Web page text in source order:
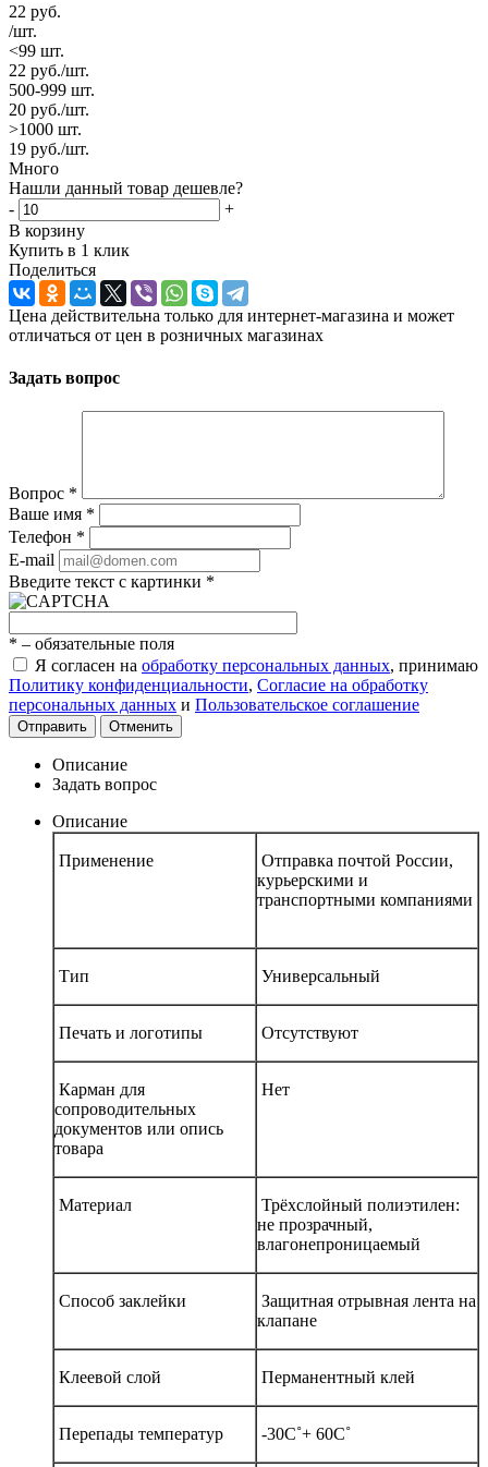
22 руб.
/шт.
<99 шт.
22 руб./шт.
500-999 шт.
20 руб./шт.
>1000 шт.
19 руб./шт.
Много
Нашли данный товар дешевле?
-
+
В корзину
Купить в 1 клик
Поделиться
Цена действительна только для интернет-магазина и может
отличаться от цен в розничных магазинах
Задать вопрос
Вопрос *
Ваше имя *
Телефон *
E-mail
Введите текст с картинки *
* – обязательные поля
Я согласен на обработку персональных данных, принимаю
Политику конфиденциальности, Согласие на обработку
персональных данных и Пользовательское соглашение
Отправить Отменить
Описание
Задать вопрос
Описание
Применение
Отправка почтой России,
курьерскими и
транспортными компаниями
Тип Универсальный
Печать и логотипы Отсутствуют
Карман для
сопроводительных
документов или опись
товара
Нет
Материал
Трёхслойный полиэтилен:
не прозрачный,
влагонепроницаемый
Способ заклейки
Защитная отрывная лента на
клапане
Клеевой слой Перманентный клей
Перепады температур -30С˚+ 60С˚